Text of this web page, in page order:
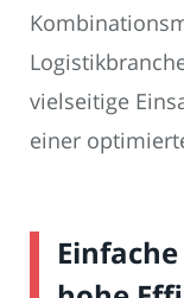
vielseitige
einer